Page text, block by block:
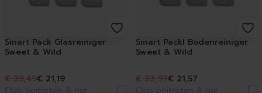
Smart Pack Glasreiniger
Sweet & Wild
€ 23,49€ 21,19
Smart Packl Bodenreiniger
Sweet & Wild
€ 23,97€ 21,57